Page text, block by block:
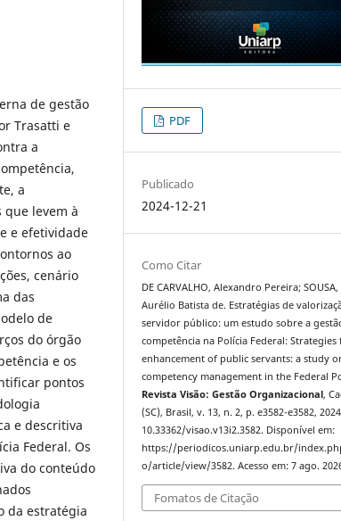
de gestão
Trasatti e
a
a
levem à
e efetividade
ao
cenário
das
de
do órgão
e os
pontos
e descritiva
Federal. Os
do conteúdo
da estratégia
PDF
Publicado
2024-12-21
Como Citar
DE CARVALHO, Alexandro Pereira;
Aurélio Batista de. Estratégias de
servidor público: um estudo sobre a
competência na Polícia Federal: Strategies
enhancement of public servants: a study
competency management in the Federal
Revista Visão: Gestão Organizacional,
(SC), Brasil, v. 13, n. 2, p. e3582-e3582,
10.33362/visao.v13i2.3582. Disponível em:
https://periodicos.uniarp.edu.br/
o/article/view/3582. Acesso em: 7 ago.
Fomatos de Citação